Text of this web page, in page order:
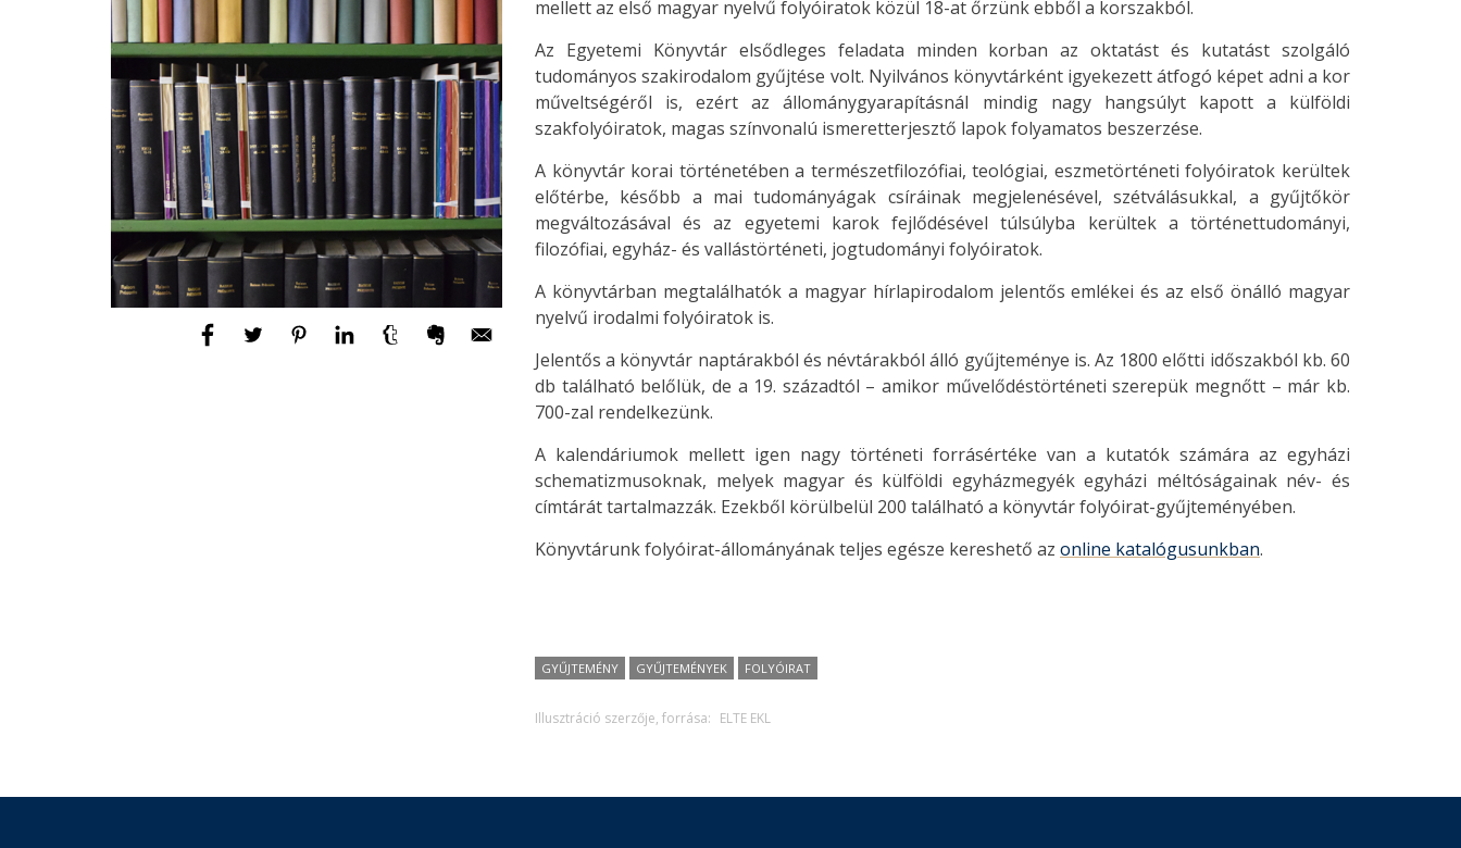
mellett az első magyar nyelvű folyóiratok közül 18-at őrzünk ebből a korszakból.
Az Egyetemi Könyvtár elsődleges feladata minden korban az oktatást és kutatást szolgáló
tudományos szakirodalom gyűjtése volt. Nyilvános könyvtárként igyekezett átfogó képet adni a kor
műveltségéről is, ezért az állománygyarapításnál mindig nagy hangsúlyt kapott a külföldi
szakfolyóiratok, magas színvonalú ismeretterjesztő lapok folyamatos beszerzése.
A könyvtár korai történetében a természetfilozófiai, teológiai, eszmetörténeti folyóiratok kerültek
előtérbe, később a mai tudományágak csíráinak megjelenésével, szétválásukkal, a gyűjtőkör
megváltozásával és az egyetemi karok fejlődésével túlsúlyba kerültek a történettudományi,
filozófiai, egyház- és vallástörténeti, jogtudományi folyóiratok.
A könyvtárban megtalálhatók a magyar hírlapirodalom jelentős emlékei és az első önálló magyar
nyelvű irodalmi folyóiratok is.
Jelentős a könyvtár naptárakból és névtárakból álló gyűjteménye is. Az 1800 előtti időszakból kb. 60
db található belőlük, de a 19. századtól – amikor művelődéstörténeti szerepük megnőtt – már kb.
700-zal rendelkezünk.
A kalendáriumok mellett igen nagy történeti forrásértéke van a kutatók számára az egyházi
schematizmusoknak, melyek magyar és külföldi egyházmegyék egyházi méltóságainak név- és
címtárát tartalmazzák. Ezekből körülbelül 200 található a könyvtár folyóirat-gyűjteményében.
Könyvtárunk folyóirat-állományának teljes egésze kereshető az online katalógusunkban.
GYŰJTEMÉNY GYŰJTEMÉNYEK FOLYÓIRAT
Illusztráció szerzője, forrása: ELTE EKL